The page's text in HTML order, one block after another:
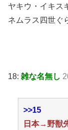
ヤキウ・イキス
ネムラス四世ぐ
18: 雑な名無し
>>15
日本→野獣